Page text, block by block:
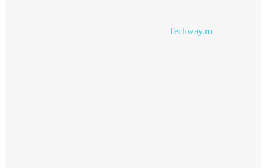
Techway.ro